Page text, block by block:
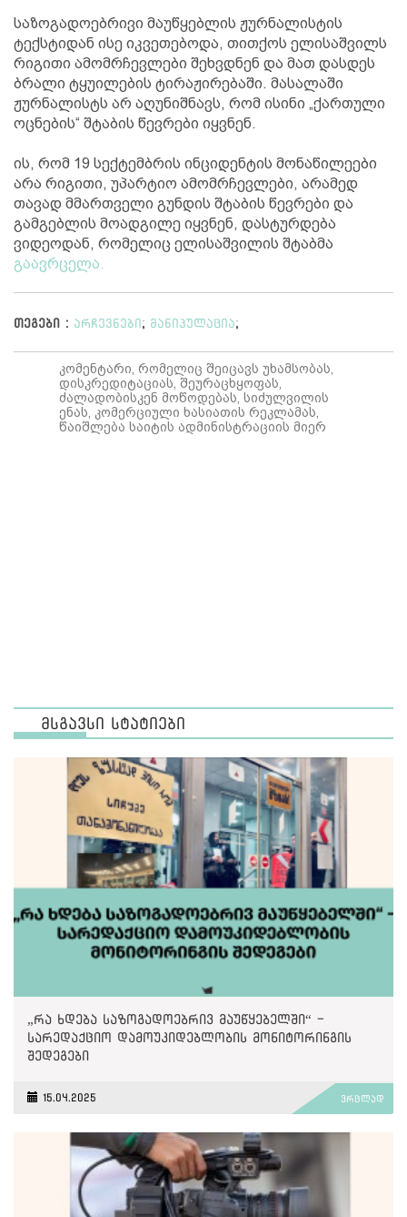
საზოგადოებრივი მაუწყებლის ჟურნალისტის
ტექსტიდან ისე იკვეთებოდა, თითქოს ელისაშვილს
რიგითი ამომრჩევლები შეხვდნენ და მათ დასდეს
ბრალი ტყუილების ტირაჟირებაში. მასალაში
ჟურნალისტს არ აღუნიშნავს, რომ ისინი „ქართული
ოცნების“ შტაბის წევრები იყვნენ.
ის, რომ 19 სექტემბრის ინციდენტის მონაწილეები
არა რიგითი, უპარტიო ამომრჩევლები, არამედ
თავად მმართველი გუნდის შტაბის წევრები და
გამგებლის მოადგილე იყვნენ, დასტურდება
ვიდეოდან, რომელიც ელისაშვილის შტაბმა
გაავრცელა.
თეგები : არჩევნები ; მანიპულაცია ;
კომენტარი, რომელიც შეიცავს უხამსობას,
დისკრედიტაციას, შეურაცხყოფას,
ძალადობისკენ მოწოდებას, სიძულვილის
ენას, კომერციული ხასიათის რეკლამას,
წაიშლება საიტის ადმინისტრაციის მიერ
მსგავსი სტატიები
„რა ხდება საზოგადოებრივ მაუწყებელში“ -
სარედაქციო დამოუკიდებლობის მონიტორინგის
შედეგები
15.04.2025 ვრცლად